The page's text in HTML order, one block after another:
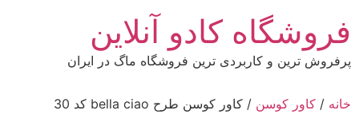
محتوا
فروشگاه کادو آنلاین
پرفروش ترین و کاربردی ترین فروشگاه ماگ در ایران
خانه / کاور کوسن / کاور کوسن طرح bella ciao کد 30